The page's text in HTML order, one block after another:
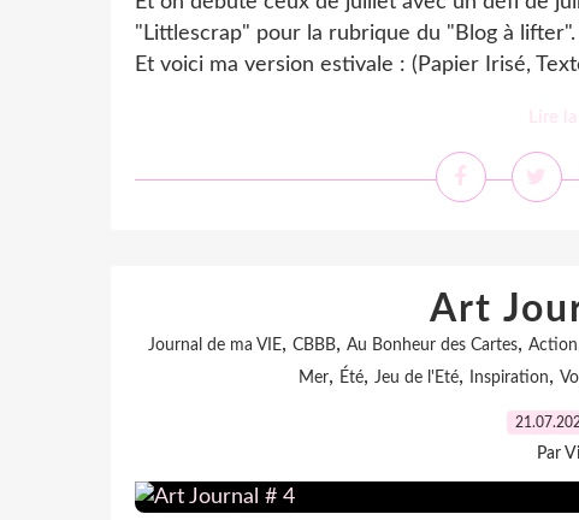
"Littlescrap" pour la rubrique du "Blog à
Et voici ma version estivale : (Papier Irisé,
Lire
Art
Journal de ma VIE, CBBB, Au Bonheur des Cartes, Action
Mer, Été, Jeu de l'Eté, Inspiration,
Par